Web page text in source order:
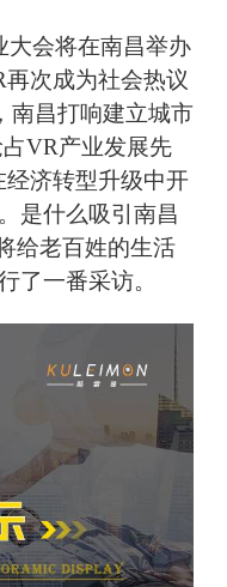
大会将在南昌举办
次成为社会热议
南昌打响建立城市
VR产业发展先
济转型升级中开
是什么吸引南昌
给老百姓的生活
了一番采访。